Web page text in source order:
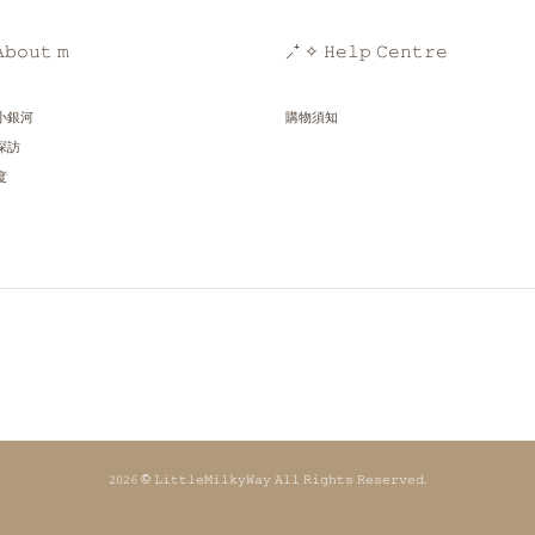
𝚖
銀河
訪
⸝⁺ ✧ 𝙷𝚎𝚕𝚙 𝙲𝚎𝚗𝚝𝚛𝚎
購物須知
𝟸𝟶𝟸𝟼 © 𝙻𝚒𝚝𝚝𝚕𝚎𝙼𝚒𝚕𝚔𝚢𝚆𝚊𝚢 𝙰𝚕𝚕 𝚁𝚒𝚐𝚑𝚝𝚜 𝚁𝚎𝚜𝚎𝚛𝚟𝚎𝚍.